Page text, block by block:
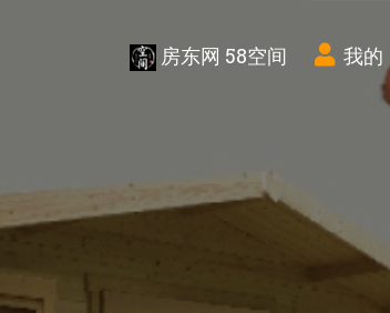
房东网 58空间 我的